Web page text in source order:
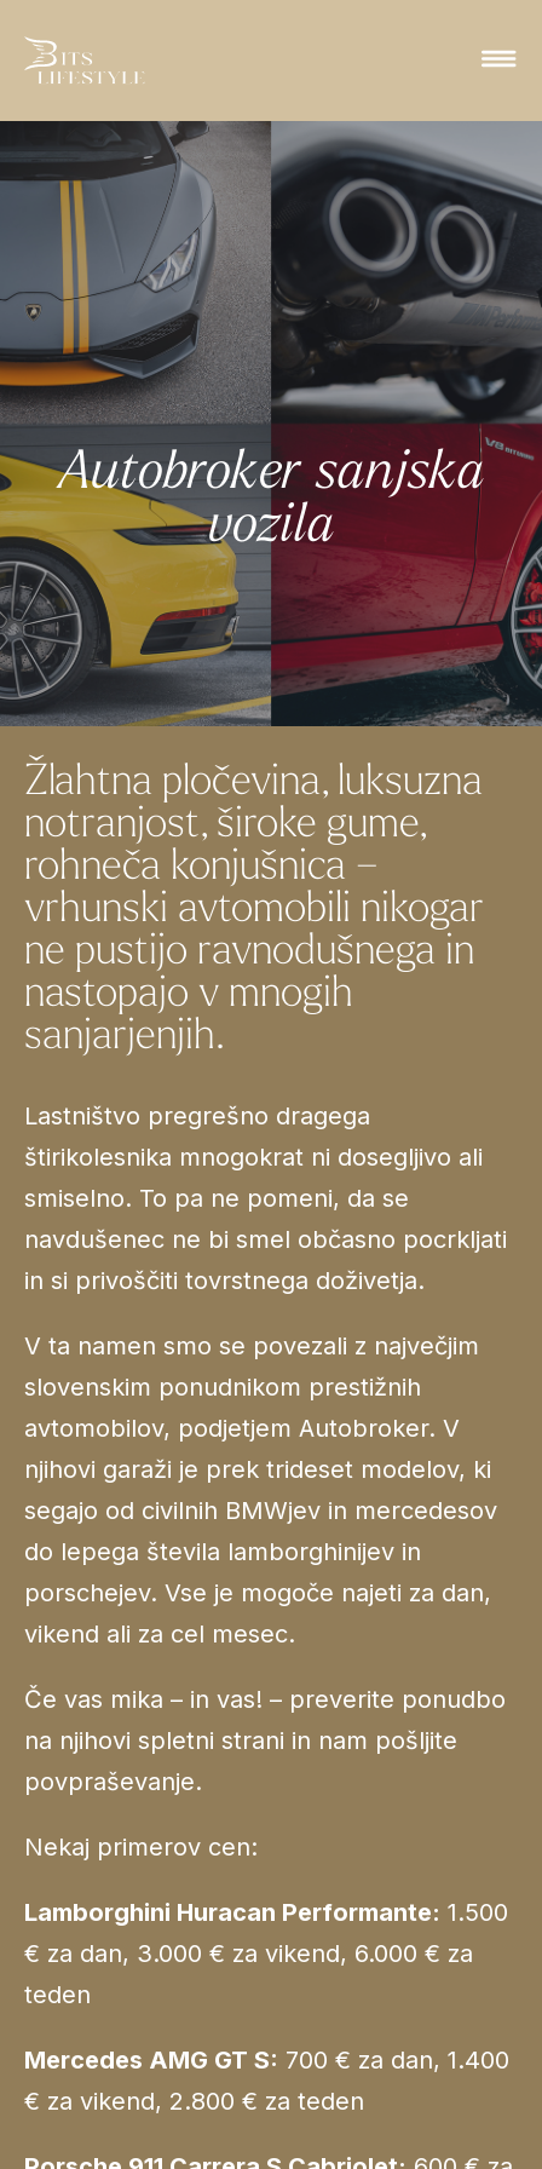
Autobroker sanjska
vozila
Žlahtna pločevina, luksuzna
notranjost, široke gume,
rohneča konjušnica –
vrhunski avtomobili nikogar
ne pustijo ravnodušnega in
nastopajo v mnogih
sanjarjenjih.
Lastništvo pregrešno dragega
štirikolesnika mnogokrat ni dosegljivo ali
smiselno. To pa ne pomeni, da se
navdušenec ne bi smel občasno pocrkljati
in si privoščiti tovrstnega doživetja.
V ta namen smo se povezali z največjim
slovenskim ponudnikom prestižnih
avtomobilov, podjetjem Autobroker. V
njihovi garaži je prek trideset modelov, ki
segajo od civilnih BMWjev in mercedesov
do lepega števila lamborghinijev in
porschejev. Vse je mogoče najeti za dan,
vikend ali za cel mesec.
Če vas mika – in vas! – preverite ponudbo
na njihovi spletni strani in nam pošljite
povpraševanje.
Nekaj primerov cen:
Lamborghini Huracan Performante: 1.500
€ za dan, 3.000 € za vikend, 6.000 € za
teden
Mercedes AMG GT S: 700 € za dan, 1.400
€ za vikend, 2.800 € za teden